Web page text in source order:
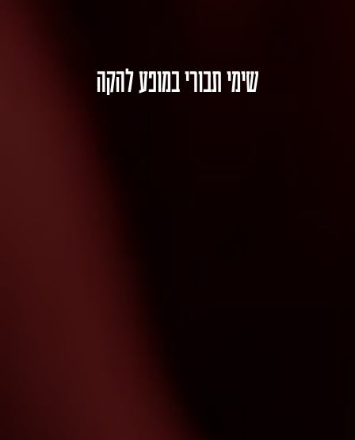
שימי תבורי במופע להקה